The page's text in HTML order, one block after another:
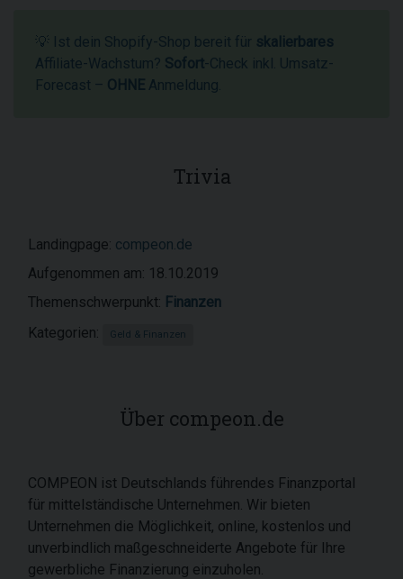
💡 Ist dein Shopify-Shop bereit für skalierbares
Affiliate-Wachstum? Sofort-Check inkl. Umsatz-
Forecast – OHNE Anmeldung.
Trivia
Landingpage: compeon.de
Aufgenommen am: 18.10.2019
Themenschwerpunkt: Finanzen
Kategorien:
Geld & Finanzen
Über compeon.de
COMPEON ist Deutschlands führendes Finanzportal
für mittelständische Unternehmen. Wir bieten
Unternehmen die Möglichkeit, online, kostenlos und
unverbindlich maßgeschneiderte Angebote für Ihre
gewerbliche Finanzierung einzuholen.